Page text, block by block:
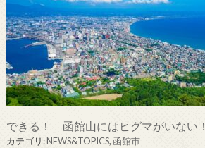
できる！ 函館山にはヒグマがいない！
カテゴリ:NEWS&TOPICS,函館市